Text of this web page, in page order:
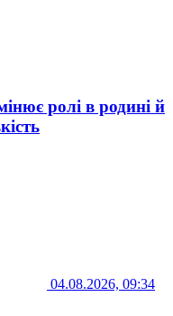
ролі в родині й
04.08.2026, 09:34